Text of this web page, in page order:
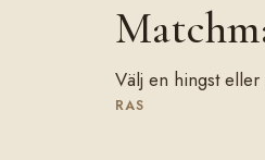
Välj en hingst
RAS